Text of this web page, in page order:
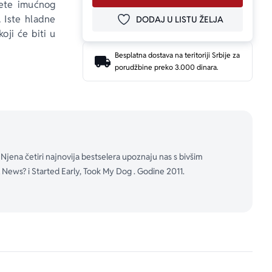
imućnog
Iste hladne
će biti u
svoj
životnim
roman koji
DODAJ U OMILJENE
DODAJ U LISTU ŽELJA
Besplatna dostava na teritoriji Srbije za
porudžbine preko 3.000 dinara.
četiri najnovija bestselera upoznaju nas s bivšim
i Started Early, Took My Dog . Godine 2011.